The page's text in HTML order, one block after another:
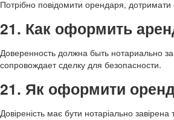
Потрібно повідомити орендаря, дотримати
21. Как оформить
Доверенность должна быть нотариально
сопровождает сделку для безопасности.
21. Як оформити
Довіреність має бути нотаріально